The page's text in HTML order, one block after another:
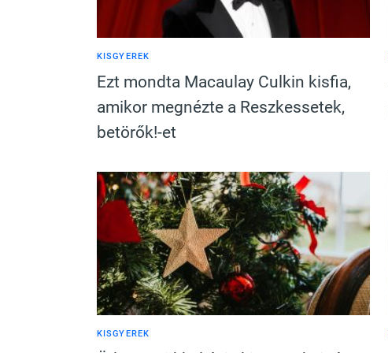
KISGYEREK
Ezt mondta Macaulay Culkin kisfia,
amikor megnézte a Reszkessetek,
betörők!-et
KISGYEREK